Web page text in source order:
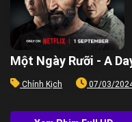
Một Ngày Rưỡi - A
Chính Kịch 07/03/